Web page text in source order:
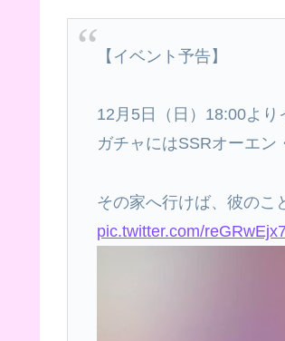
【イベント予告】
12月5日（日）18:00より
ガチャにはSSRオーエン
その家へ行けば、彼のこ
pic.twitter.com/